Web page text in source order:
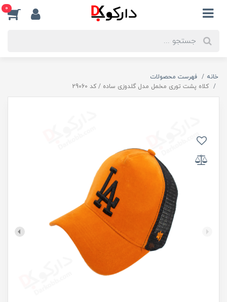
0
خانه
فهرست محصولات
کلاه پشت توری مخمل مدل گلدوزی ساده / کد 29060